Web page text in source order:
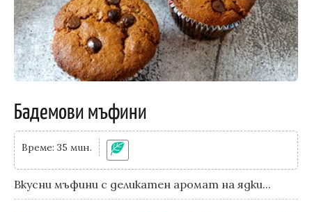
Бадемови мъфини
Време: 35 мин.
Вкусни мъфини с деликатен аромат на ядки...